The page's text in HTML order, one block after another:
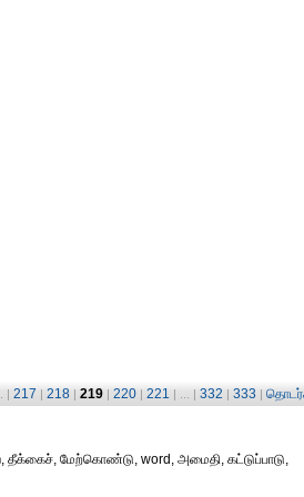
| 217 | 218 | 219 | 220 | 221 | ... | 332 | 333 |
தீக்கைச், மேற்கொண்டு, word, அமைதி, கட்டுப்பாடு,